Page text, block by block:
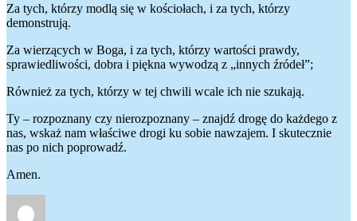
Za tych, którzy modlą się w kościołach, i za tych, którzy
demonstrują.
Za wierzących w Boga, i za tych, którzy wartości prawdy,
sprawiedliwości, dobra i piękna wywodzą z „innych źródeł”;
Również za tych, którzy w tej chwili wcale ich nie szukają.
Ty – rozpoznany czy nierozpoznany – znajdź drogę do każdego z
nas, wskaż nam właściwe drogi ku sobie nawzajem. I skutecznie
nas po nich poprowadź.
Amen.